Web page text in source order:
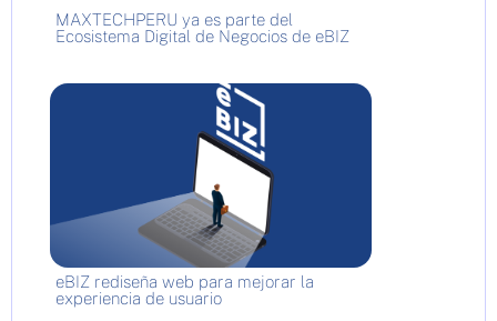
MAXTECHPERU ya es parte del
Ecosistema Digital de Negocios de eBIZ
eBIZ rediseña web para mejorar la
experiencia de usuario